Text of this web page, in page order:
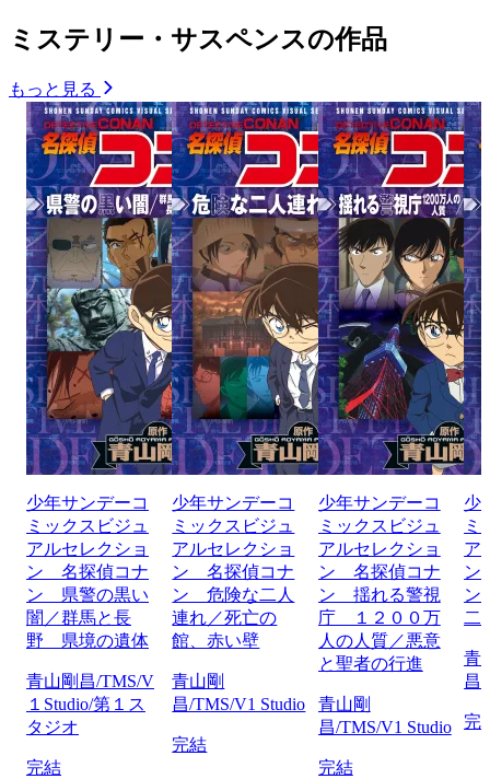
ミステリー・サスペンスの作品
もっと見る
少年サンデーコ
ミックスビジュ
アルセレクショ
ン 名探偵コナ
ン 県警の黒い
闇／群馬と長
野 県境の遺体
青山剛昌/TMS/V
１Studio/第１ス
タジオ
完結
少年サンデーコ
ミックスビジュ
アルセレクショ
ン 名探偵コナ
ン 危険な二人
連れ／死亡の
館、赤い壁
青山剛
昌/TMS/V1 Studio
完結
少年サンデーコ
ミックスビジュ
アルセレクショ
ン 名探偵コナ
ン 揺れる警視
庁 １２００万
人の人質／悪意
と聖者の行進
青山剛
昌/TMS/V1 Studio
完結
少
ミ
ア
ン
ン
二
青
昌
完